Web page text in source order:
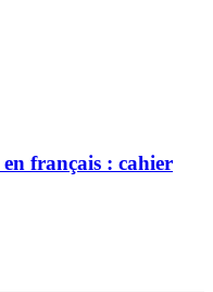
français : cahier